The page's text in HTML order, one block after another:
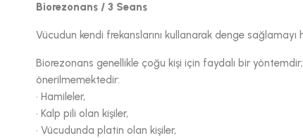
Biorezonans / 3 Seans
Vücudun kendi frekanslarını kullanarak denge
Biorezonans genellikle çoğu kişi için faydalı bir
önerilmemektedir:
• Hamileler,
• Kalp pili olan kişiler,
• Vücudunda platin olan kişiler,